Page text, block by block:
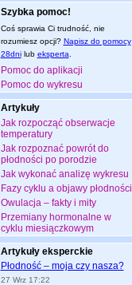
Szybka pomoc!
Coś sprawia Ci trudność, nie
rozumiesz opcji? Napisz do pomocy
28dnilub eksperta
Pomoc do aplikacji
Pomoc do wykresu
Artykuły
Jak rozpocząć obserwacje
temperatury
Jak rozpoznać powrót do
płodności po porodzie
Jak wykonać analizę wykresu
Fazy cyklu a objawy płodności
Owulacja – fakty i mity
Przemiany hormonalne w
cyklu miesiączkowym
Artykuły eksperckie
Płodność – moja czy nasza?
27 Wrz 17:22